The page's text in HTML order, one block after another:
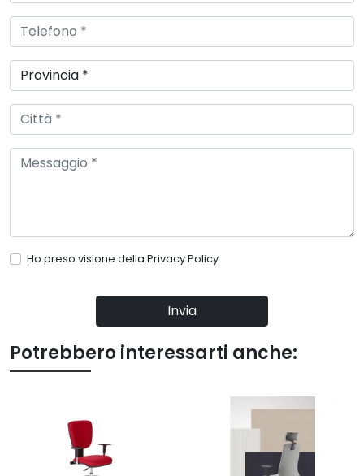
Ho preso visione della Privacy Policy
Invia
Potrebbero interessarti anche: